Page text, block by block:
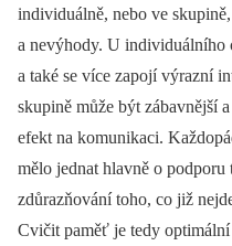
individuálně, nebo ve
a nevýhody. U individuálního
a také se více zapojí výrazní
skupině může být zábavnější
efekt na komunikaci.
mělo jednat hlavně o podporu
zdůrazňování toho, co již
Cvičit paměť je tedy optimální